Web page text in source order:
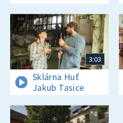
3:03
Sklárna Huť
Jakub Tasice